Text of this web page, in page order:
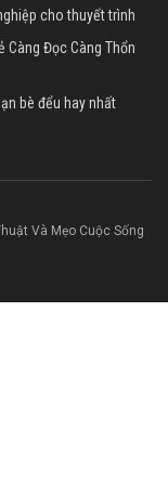
cho thuyết trình
Càng Đọc Càng Thổn
bè đểu hay nhất
Và Mẹo Cuộc Sống